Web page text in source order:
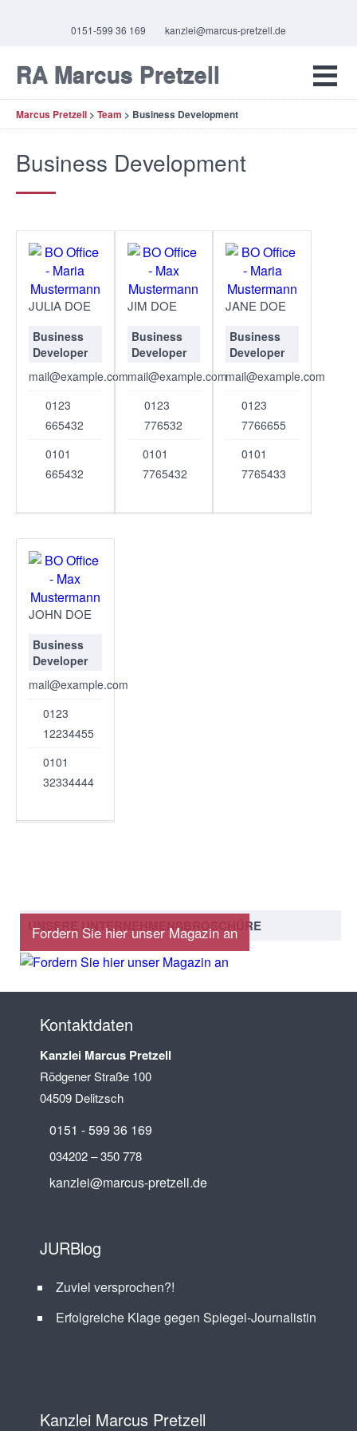
0151-599 36 169 kanzlei@marcus-pretzell.de
RA Marcus Pretzell
Marcus Pretzell > Team > Business Development
Business Development
JULIA DOE
Business
Developer
mail@example.com
0123
665432
0101
665432
JIM DOE
Business
Developer
mail@example.com
0123
776532
0101
7765432
JANE DOE
Business
Developer
mail@example.com
0123
7766655
0101
7765433
JOHN DOE
Business
Developer
mail@example.com
0123
12234455
0101
32334444
UNSERE UNTERNEHMENSBROSCHÜRE
Fordern Sie hier unser Magazin an
Kontaktdaten
Kanzlei Marcus Pretzell
Rödgener Straße 100
04509 Delitzsch
0151 - 599 36 169
034202 – 350 778
kanzlei@marcus-pretzell.de
JURBlog
Zuviel versprochen?!
Erfolgreiche Klage gegen Spiegel-Journalistin
Kanzlei Marcus Pretzell